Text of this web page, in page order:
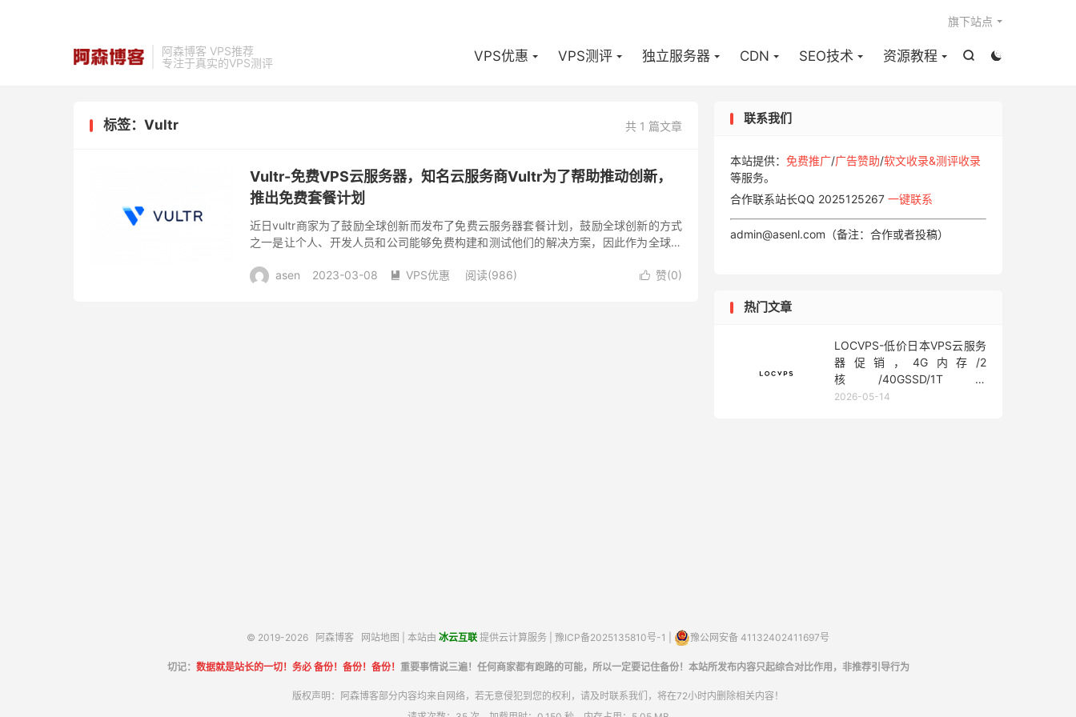
阿森博客 VPS推荐
专注于真实的VPS测评


VPS优惠 VPS测评 独立服务器 CDN SEO技术 资源教程
旗下站点
共 1 篇文章
标签：Vultr
Vultr-免费VPS云服务器，知名云服务商Vultr为了帮助推动创新，
推出免费套餐计划
近日vultr商家为了鼓励全球创新而发布了免费云服务器套餐计划，鼓励全球创新的方式
之一是让个人、开发人员和公司能够免费构建和测试他们的解决方案，因此作为全球最
 赞(0)
asen 2023-03-08  VPS优惠 阅读(986)
联系我们
本站提供： 免费推广/广告赞助/软文收录&测评收录
等服务。
合作联系站长QQ 2025125267 一键联系
admin@asenl.com（备注：合作或者投稿）
热门文章
LOCVPS-低价日本VPS云服务
器促销，4G内存/2
核/40GSSD/1T流
量/450Mbps带宽，低至36元/
2026-05-14
© 2019-2026 阿森博客 网站地图 | 本站由 冰云互联 提供云计算服务 | 豫ICP备2025135810号-1 豫公网安备 41132402411697号
切记： 数据就是站长的一切！务必 备份！备份！备份！ 重要事情说三遍！任何商家都有跑路的可能，所以一定要记住备份！本站所发布内容只起综合对比作用，非推荐引导行为
版权声明：阿森博客部分内容均来自网络，若无意侵犯到您的权利，请及时联系我们，将在72小时内删除相关内容！